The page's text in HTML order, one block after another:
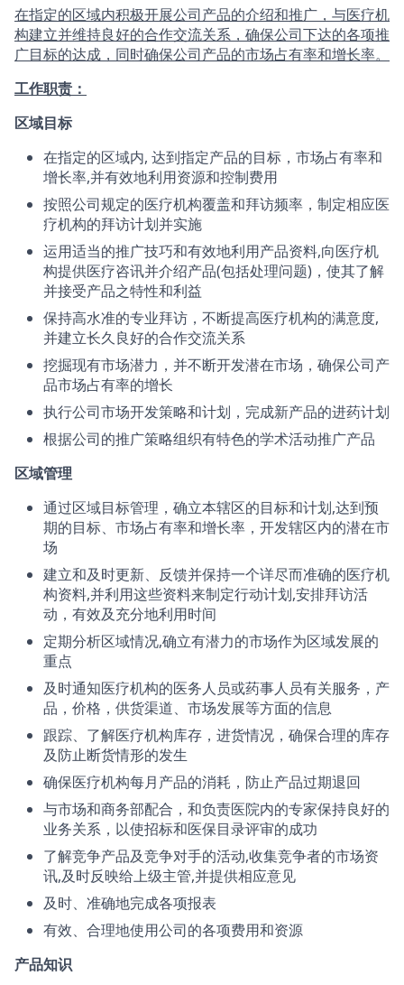
在指定的区域内积极开展公司产品的介绍和推广，与医疗机
构建立并维持良好的合作交流关系，确保公司下达的各项推
广目标的达成，同时确保公司产品的市场占有率和增长率。
工作职责：
区域目标
在指定的区域内, 达到指定产品的目标，市场占有率和
增长率,并有效地利用资源和控制费用
按照公司规定的医疗机构覆盖和拜访频率，制定相应医
疗机构的拜访计划并实施
运用适当的推广技巧和有效地利用产品资料,向医疗机
构提供医疗咨讯并介绍产品(包括处理问题)，使其了解
并接受产品之特性和利益
保持高水准的专业拜访，不断提高医疗机构的满意度,
并建立长久良好的合作交流关系
挖掘现有市场潜力，并不断开发潜在市场，确保公司产
品市场占有率的增长
执行公司市场开发策略和计划，完成新产品的进药计划
根据公司的推广策略组织有特色的学术活动推广产品
区域管理
通过区域目标管理，确立本辖区的目标和计划,达到预
期的目标、市场占有率和增长率，开发辖区内的潜在市
场
建立和及时更新、反馈并保持一个详尽而准确的医疗机
构资料,并利用这些资料来制定行动计划,安排拜访活
动，有效及充分地利用时间
定期分析区域情况,确立有潜力的市场作为区域发展的
重点
及时通知医疗机构的医务人员或药事人员有关服务，产
品，价格，供货渠道、市场发展等方面的信息
跟踪、了解医疗机构库存，进货情况，确保合理的库存
及防止断货情形的发生
确保医疗机构每月产品的消耗，防止产品过期退回
与市场和商务部配合，和负责医院内的专家保持良好的
业务关系，以使招标和医保目录评审的成功
了解竞争产品及竞争对手的活动,收集竞争者的市场资
讯,及时反映给上级主管,并提供相应意见
及时、准确地完成各项报表
有效、合理地使用公司的各项费用和资源
产品知识